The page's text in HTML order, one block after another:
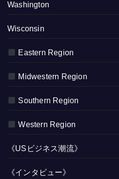
Washington
Wisconsin
Eastern Region
Midwestern Region
Southern Region
Western Region
《USビジネス潮流》
《インタビュー》